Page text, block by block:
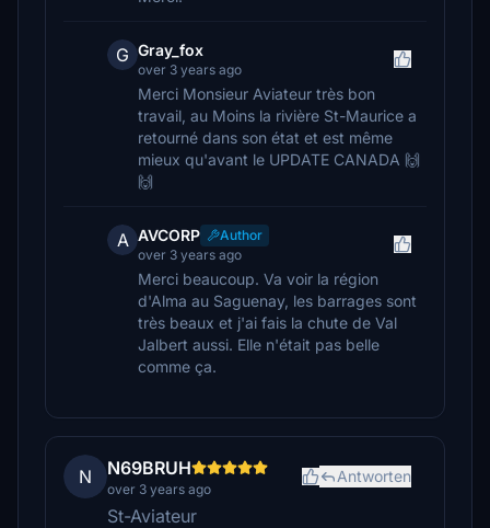
G Gray_fox
over 3 years ago
Merci Monsieur Aviateur très bon
travail, au Moins la rivière St-Maurice a
retourné dans son état et est même
mieux qu'avant le UPDATE CANADA 🙌
🙌
A AVCORP
Author
over 3 years ago
Merci beaucoup. Va voir la région
d'Alma au Saguenay, les barrages sont
très beaux et j'ai fais la chute de Val
Jalbert aussi. Elle n'était pas belle
comme ça.
N N69BRUH
over 3 years ago
Antworten
St-Aviateur